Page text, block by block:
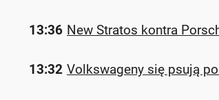
13:36 New Stratos kontra
13:32 Volkswageny się psują